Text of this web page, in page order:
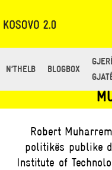
N’THELB BLOGBOX
TË GJITHË
Robert
politikës publike
Institute of